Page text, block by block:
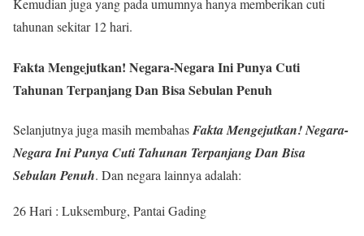
Kemudian juga yang pada umumnya hanya memberikan cuti
tahunan sekitar 12 hari.
Fakta Mengejutkan! Negara-Negara Ini Punya Cuti
Tahunan Terpanjang Dan Bisa Sebulan Penuh
Selanjutnya juga masih membahasFakta Mengejutkan! Negara-
Negara Ini Punya Cuti Tahunan Terpanjang Dan Bisa
Sebulan Penuh. Dan negara lainnya adalah:
26 Hari : Luksemburg, Pantai Gading